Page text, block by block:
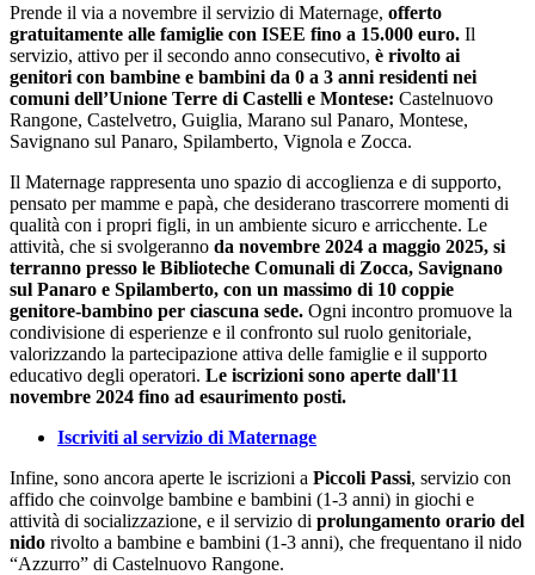
Prende il via a novembre il servizio di Maternage, offerto
gratuitamente alle famiglie con ISEE fino a 15.000 euro. Il
servizio, attivo per il secondo anno consecutivo, è rivolto ai
genitori con bambine e bambini da 0 a 3 anni residenti nei
comuni dell’Unione Terre di Castelli e Montese: Castelnuovo
Rangone, Castelvetro, Guiglia, Marano sul Panaro, Montese,
Savignano sul Panaro, Spilamberto, Vignola e Zocca.
Il Maternage rappresenta uno spazio di accoglienza e di supporto,
pensato per mamme e papà, che desiderano trascorrere momenti di
qualità con i propri figli, in un ambiente sicuro e arricchente. Le
attività, che si svolgeranno da novembre 2024 a maggio 2025, si
terranno presso le Biblioteche Comunali di Zocca, Savignano
sul Panaro e Spilamberto, con un massimo di 10 coppie
genitore-bambino per ciascuna sede. Ogni incontro promuove la
condivisione di esperienze e il confronto sul ruolo genitoriale,
valorizzando la partecipazione attiva delle famiglie e il supporto
educativo degli operatori. Le iscrizioni sono aperte dall'11
novembre 2024 fino ad esaurimento posti.
Iscriviti al servizio di Maternage
Infine, sono ancora aperte le iscrizioni a Piccoli Passi, servizio con
affido che coinvolge bambine e bambini (1-3 anni) in giochi e
attività di socializzazione, e il servizio di prolungamento orario del
nido rivolto a bambine e bambini (1-3 anni), che frequentano il nido
“Azzurro” di Castelnuovo Rangone.